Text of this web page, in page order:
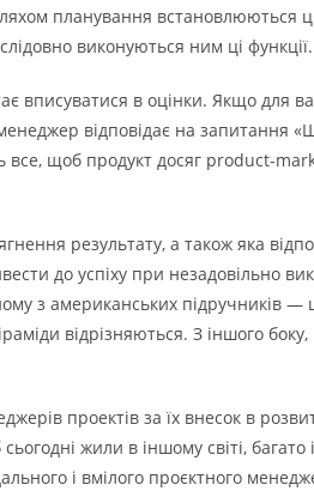
планування встановлюються
виконуються ним ці функції.
вписуватися в оцінки. Якщо для
відповідає на запитання
все, щоб продукт досяг product-
результату, а також яка
до успіху при незадовільно
з американських підручників —
відрізняються. З іншого
проектів за їх внесок в
жили в іншому світі, багато
і вмілого проєктного